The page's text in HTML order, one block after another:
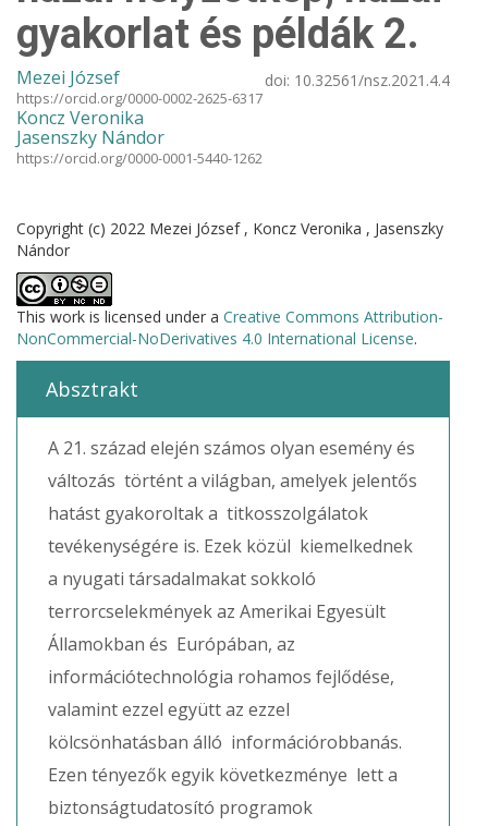
gyakorlat és példák 2.
Mezei József
https://orcid.org/0000-0002-2625-6317
Koncz Veronika
Jasenszky Nándor
https://orcid.org/0000-0001-5440-1262
doi: 10.32561/nsz.2021.4.4
Copyright (c) 2022 Mezei József , Koncz Veronika , Jasenszky
Nándor
This work is licensed under a Creative Commons Attribution-
NonCommercial-NoDerivatives 4.0 International License.
Absztrakt
A 21. század elején számos olyan esemény és
változás történt a világban, amelyek jelentős
hatást gyakoroltak a titkosszolgálatok
tevékenységére is. Ezek közül kiemelkednek
a nyugati társadalmakat sokkoló
terrorcselekmények az Amerikai Egyesült
Államokban és Európában, az
információtechnológia rohamos fejlődése,
valamint ezzel együtt az ezzel
kölcsönhatásban álló információrobbanás.
Ezen tényezők egyik következménye lett a
biztonságtudatosító programok